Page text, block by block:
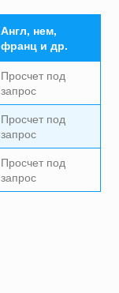
Англ, нем,
франц и др.
Просчет под
запрос
Просчет под
запрос
Просчет под
запрос